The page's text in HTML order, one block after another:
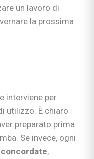
un lavoro di
la prossima
interviene per
utilizzo. È chiaro
preparato prima
Se invece, ogni
concordate,